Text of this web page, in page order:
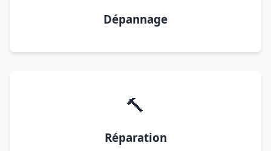
Dépannage
🔨
Réparation